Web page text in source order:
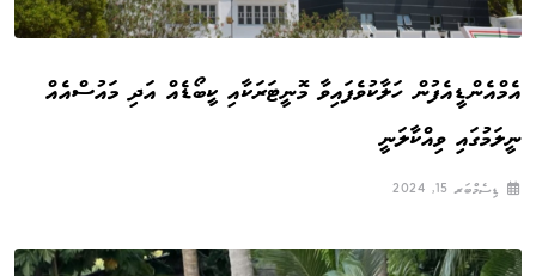
އެމްއެންޑީއެފުން ހަލާކުވެފައިވާ މޮނީޓަރަކާއި ކީބޯޑެއް އަދި މައުސްއެއް
ނީލަމުގައި ވިއްކާލަނީ
ޑިސެމްބަރ 15, 2024